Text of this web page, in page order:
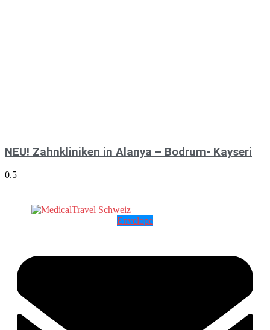
NEU! Zahnkliniken in Alanya – Bodrum- Kayseri
Envelope